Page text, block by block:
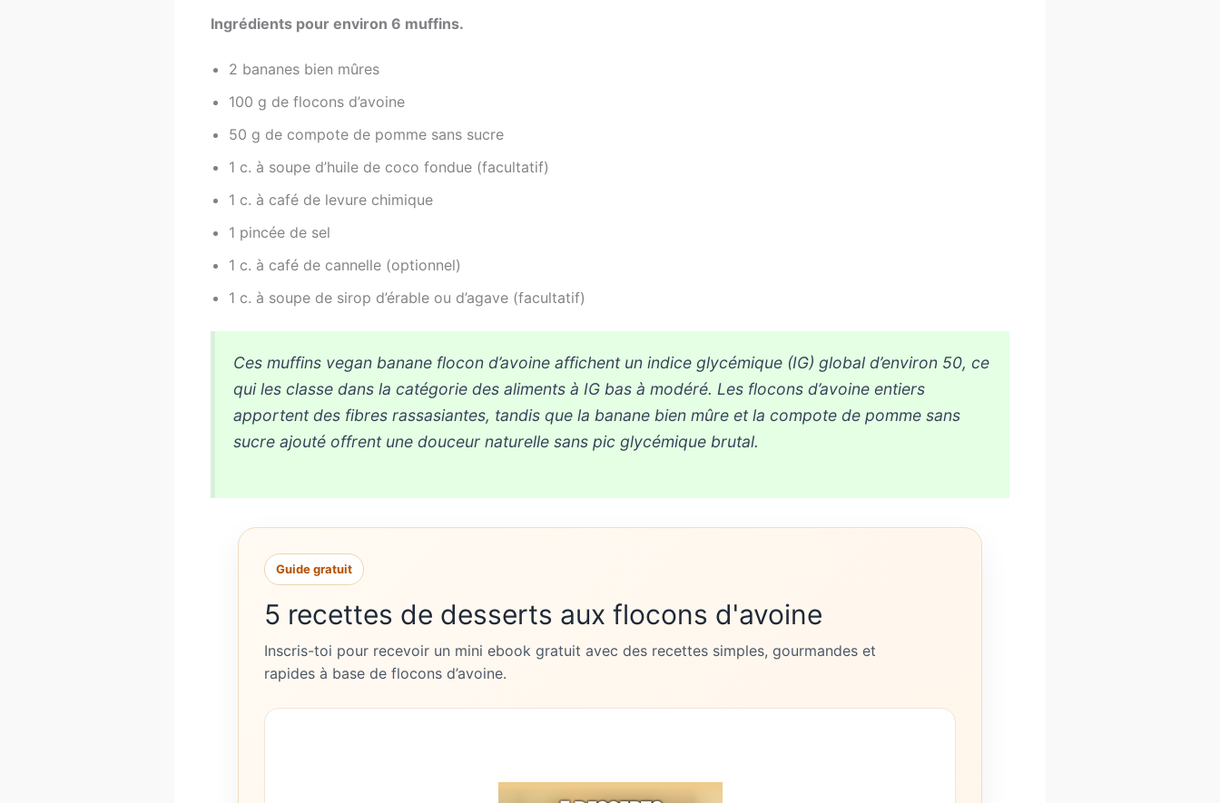
Ingrédients pour environ 6 muffins.
2 bananes bien mûres
100 g de flocons d’avoine
50 g de compote de pomme sans sucre
1 c. à soupe d’huile de coco fondue (facultatif)
1 c. à café de levure chimique
1 pincée de sel
1 c. à café de cannelle (optionnel)
1 c. à soupe de sirop d’érable ou d’agave (facultatif)
Ces muffins vegan banane flocon d’avoine affichent un indice glycémique (IG) global d’environ 50, ce
qui les classe dans la catégorie des aliments à IG bas à modéré. Les flocons d’avoine entiers
apportent des fibres rassasiantes, tandis que la banane bien mûre et la compote de pomme sans
sucre ajouté offrent une douceur naturelle sans pic glycémique brutal.
Guide gratuit
5 recettes de desserts aux flocons d'avoine
Inscris-toi pour recevoir un mini ebook gratuit avec des recettes simples, gourmandes et
rapides à base de flocons d’avoine.